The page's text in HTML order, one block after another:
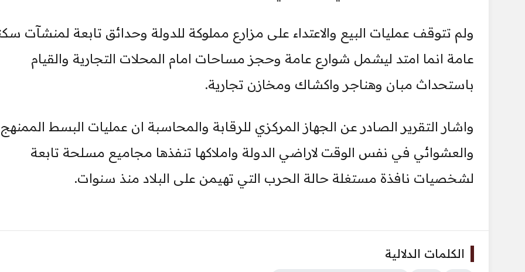
ولم تتوقف عمليات البيع والاعتداء على مزارع مملوكة للدولة وحدائق تابعة لمنشآت
عامة انما امتد ليشمل شوارع عامة وحجز مساحات امام المحلات التجارية والقيام
باستحداث مبان وهناجر واكشاك ومخازن تجارية.
واشار التقرير الصادر عن الجهاز المركزي للرقابة والمحاسبة ان عمليات البسط الممنهج
والعشوائي في نفس الوقت لاراضي الدولة واملاكها تنفذها مجاميع مسلحة تابعة
لشخصيات نافذة مستغلة حالة الحرب التي تهيمن على البلاد منذ سنوات.
الكلمات الدلالية